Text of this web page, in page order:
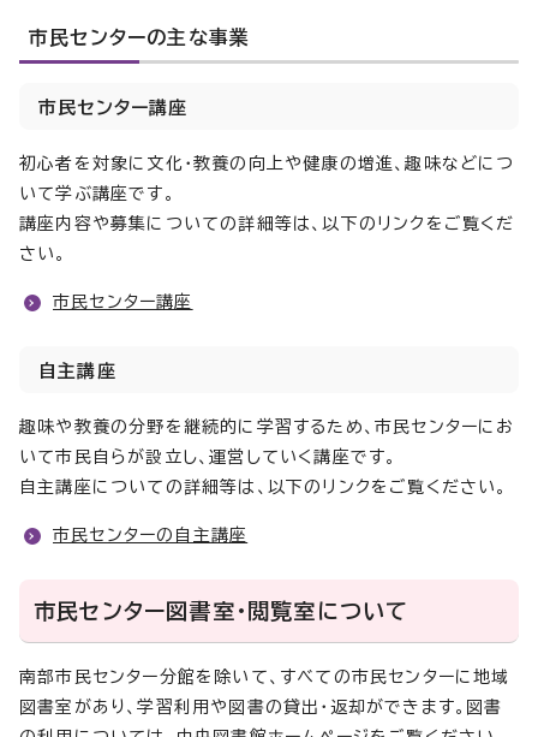
市民センターの主な事業
市民センター講座
初心者を対象に文化・教養の向上や健康の増進、趣味などにつ
いて学ぶ講座です。
講座内容や募集についての詳細等は、以下のリンクをご覧くだ
さい。
市民センター講座
自主講座
趣味や教養の分野を継続的に学習するため、市民センターにお
いて市民自らが設立し、運営していく講座です。
自主講座についての詳細等は、以下のリンクをご覧ください。
市民センターの自主講座
市民センター図書室・閲覧室について
南部市民センター分館を除いて、すべての市民センターに地域
図書室があり、学習利用や図書の貸出・返却ができます。図書